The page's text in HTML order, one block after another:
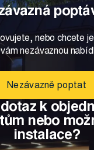
nebo chcete
nezávaznou
Nezávazně poptat
k
nebo
instalace?